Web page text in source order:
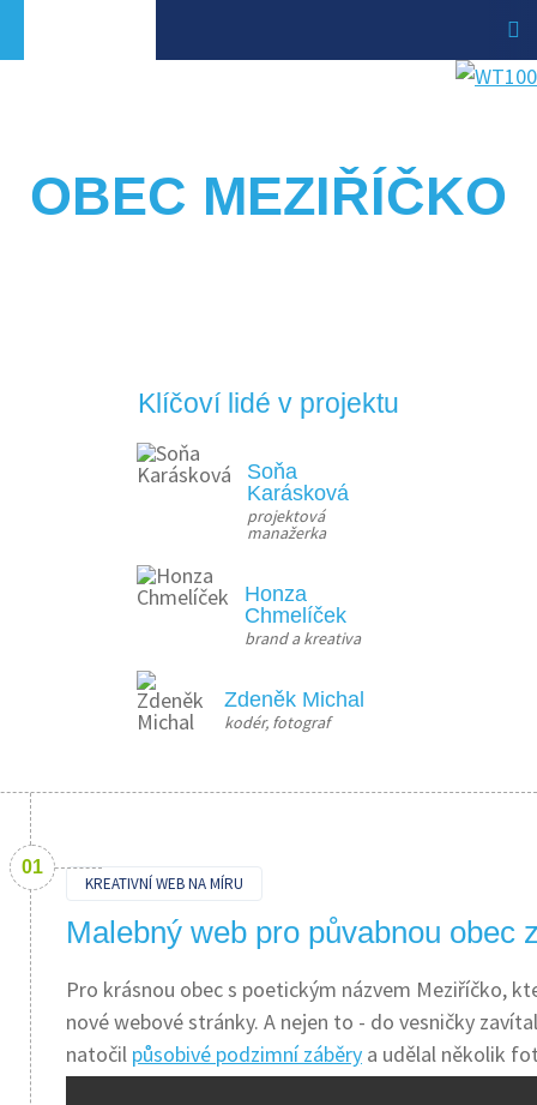
OBEC MEZIŘÍČKO
Klíčoví lidé v projektu
Soňa
Karásková
projektová
manažerka
Honza
Chmelíček
brand a kreativa
Zdeněk Michal
kodér, fotograf
KREATIVNÍ WEB NA MÍRU
Malebný web pro půvabnou obec
Pro krásnou obec s poetickým názvem Meziříčko,
nové webové stránky. A nejen to - do vesničky
natočil působivé podzimní záběry a udělal několik